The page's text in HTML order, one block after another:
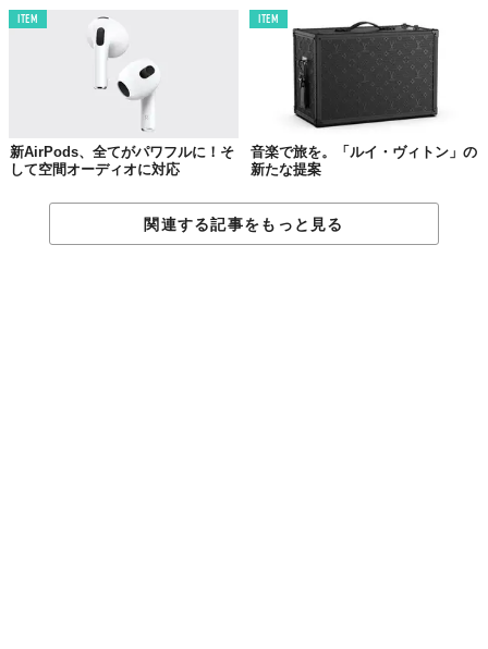
ITEM
新AirPods、全てがパワフルに！そ
して空間オーディオに対応
ITEM
音楽で旅を。「ルイ・ヴィトン」の
新たな提案
関連する記事をもっと見る